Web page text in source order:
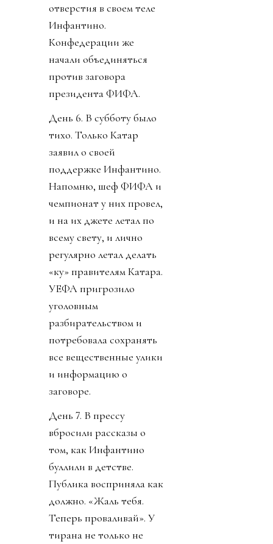
отверстия в своем теле
Инфантино.
Конфедерации же
начали объединяться
против заговора
президента ФИФА.
День 6. В субботу было
тихо. Только Катар
заявил о своей
поддержке Инфантино.
Напомню, шеф ФИФА и
чемпионат у них провел,
и на их джете летал по
всему свету, и лично
регулярно летал делать
«ку» правителям Катара.
УЕФА пригрозило
уголовным
разбирательством и
потребовала сохранять
все вещественные улики
и информацию о
заговоре.
День 7. В прессу
вбросили рассказы о
том, как Инфантино
буллили в детстве.
Публика восприняла как
должно. «Жаль тебя.
Теперь проваливай». У
тирана не только не